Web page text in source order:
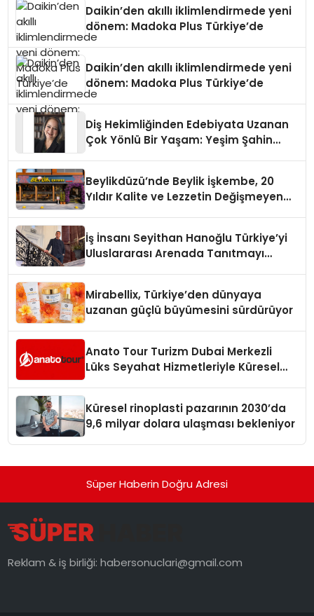
Daikin’den akıllı iklimlendirmede yeni
dönem: Madoka Plus Türkiye’de
Daikin’den akıllı iklimlendirmede yeni
dönem: Madoka Plus Türkiye’de
Diş Hekimliğinden Edebiyata Uzanan
Çok Yönlü Bir Yaşam: Yeşim Şahin
Beylikdüzü’nde Beylik İşkembe, 20
Yıldır Kalite ve Lezzetin Değişmeyen
İş İnsanı Seyithan Hanoğlu Türkiye’yi
Uluslararası Arenada Tanıtmayı
Mirabellix, Türkiye’den dünyaya
uzanan güçlü büyümesini sürdürüyor
Anato Tour Turizm Dubai Merkezli
Lüks Seyahat Hizmetleriyle Küresel
Küresel rinoplasti pazarının 2030’da
9,6 milyar dolara ulaşması bekleniyor
Süper Haberin Doğru Adresi
Reklam & iş birliği:habersonuclari@gmail.com